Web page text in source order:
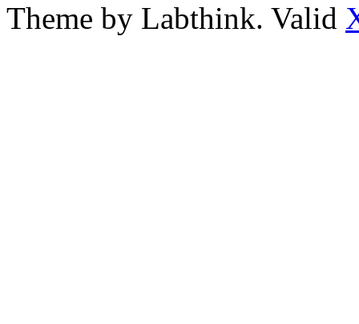
Theme by Labthink. Valid